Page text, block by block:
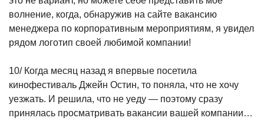
волнение, когда, обнаружив на сайте вакансию
менеджера по корпоративным мероприятиям, я увидел
рядом логотип своей любимой компании!
10/ Когда месяц назад я впервые посетила
кинофестиваль Джейн Остин, то поняла, что не хочу
уезжать. И решила, что не уеду — поэтому сразу
принялась просматривать вакансии вашей компании…